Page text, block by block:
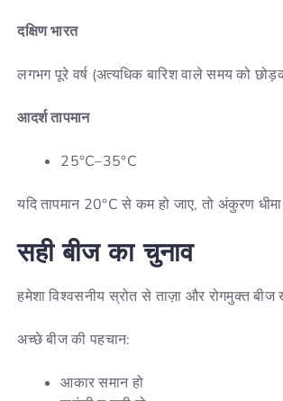
दक्षिणभारत
लगभग पूरे वर्ष (अत्यधिक बारिश वाले समय को
आदर्शतापमान
25°C–35°C
यदि तापमान 20°C से कम हो जाए, तो अंकुरण
सहीबीजकाचुनाव
हमेशा विश्वसनीय स्रोत से ताज़ा और रोगमुक्त बीज
अच्छे बीज की पहचान:
आकार समान हो